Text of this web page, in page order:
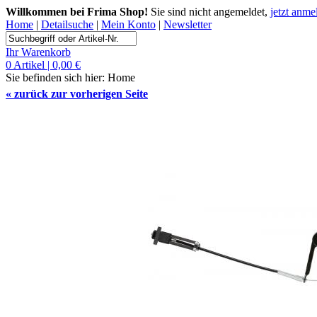
Willkommen bei Frima Shop! Sie sind nicht angemeldet, jetzt
Home | Detailsuche | Mein Konto | Newsletter
Ihr Warenkorb
0 Artikel | 0,00 €
Sie befinden sich hier: Home
« zurück zur vorherigen Seite